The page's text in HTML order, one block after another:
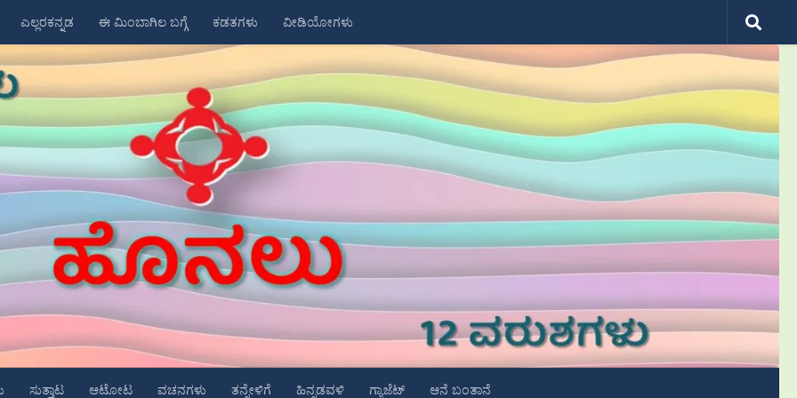
ಎಲ್ಲರಕನ್ನಡ ಈ ಮಿಂಬಾಗಿಲ ಬಗ್ಗೆ ಕಡತಗಳು ವೀಡಿಯೋಗಳು
ಸುತ್ತಾಟ ಆಟೋಟ ವಚನಗಳು ತನ್ನೇಳಿಗೆ ಹಿನ್ನಡವಳಿ ಗ್ಯಾಜೆಟ್ ಆನೆ ಬಂತಾನೆ